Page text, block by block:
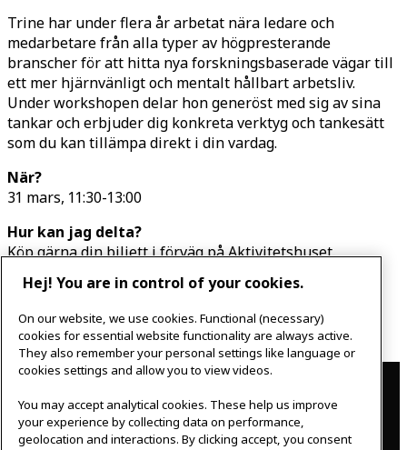
Trine har under flera år arbetat nära ledare och
medarbetare från alla typer av högpresterande
branscher för att hitta nya forskningsbaserade vägar till
ett mer hjärnvänligt och mentalt hållbart arbetsliv.
Under workshopen delar hon generöst med sig av sina
tankar och erbjuder dig konkreta verktyg och tankesätt
som du kan tillämpa direkt i din vardag.
När?
31 mars, 11:30-13:00
Hur kan jag delta?
Köp gärna din biljett i förväg på Aktivitetshuset.
Begränsat antal biljetter, först till kvarn gäller.
250 SEK inklusive lunch.
Biljetterna är ej återbetalningsbara.
Contact
IKEAgatan 8
343 36 Älmhult, Sweden
0476 44 07 60
Hej! You are in control of your cookies.
On our website, we use cookies. Functional (necessary)
cookies for essential website functionality are always active.
They also remember your personal settings like language or
cookies settings and allow you to view videos.
You may accept analytical cookies. These help us improve
your experience by collecting data on performance,
geolocation and interactions. By clicking accept, you consent